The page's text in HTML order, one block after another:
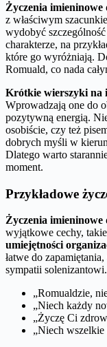
Życzenia imieninowe
z właściwym
wydobyć
charakterze, na
które go wyróżniają.
Romuald, co nada
Krótkie wierszyki na
Wprowadzają one do
pozytywną energią.
osobiście, czy też
dobrych myśli w
Dlatego warto
moment.
Przykładowe
Życzenia imieninowe
wyjątkowe cechy,
umiejętności
łatwe do
sympatii solenizantowi.
„Romualdzie,
„Niech każdy
„Życzę Ci
„Niech